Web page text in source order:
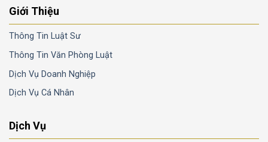
Giới Thiệu
Thông Tin Luật Sư
Thông Tin Văn Phòng Luật
Dịch Vụ Doanh Nghiệp
Dịch Vụ Cá Nhân
Dịch Vụ